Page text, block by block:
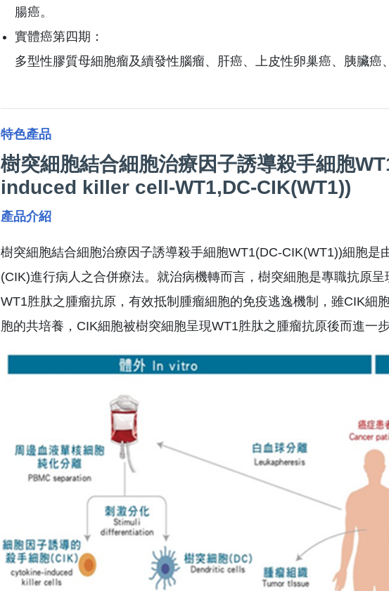
腸癌。
實體癌第四期：
多型性膠質母細胞瘤及續發性腦瘤、肝癌、上皮性卵巢癌、胰臟
特色產品
樹突細胞結合細胞治療因子誘導殺手細胞
induced killer cell-WT1,DC-CIK(WT1))
產品介紹
樹突細胞結合細胞治療因子誘導殺手細胞WT1(DC-CIK(WT1))細胞
(CIK)進行病人之合併療法。就治病機轉而言，樹突細胞是專職抗原
WT1胜肽之腫瘤抗原，有效抵制腫瘤細胞的免疫逃逸機制，雖CIK細
胞的共培養，CIK細胞被樹突細胞呈現WT1胜肽之腫瘤抗原後而進一